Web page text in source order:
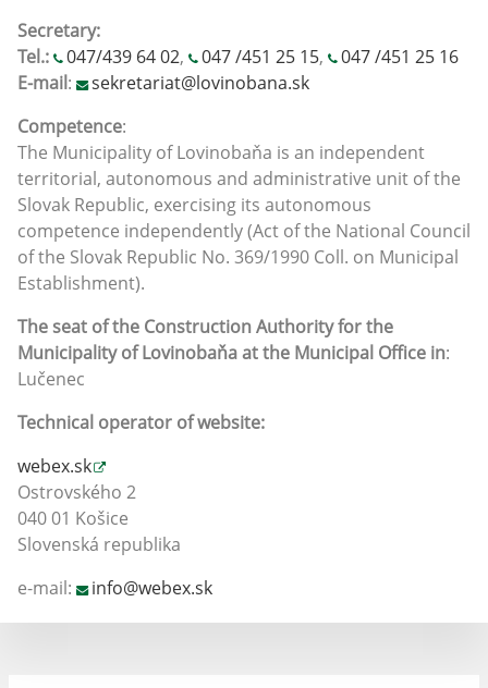
Secretary:
Tel.:
047/439 64 02, 047 /451 25 15,
047 /451 25 16
E-mail:
sekretariat@lovinobana.sk
Competence:
The Municipality of Lovinobaňa is an independent
territorial, autonomous and administrative unit of the
Slovak Republic, exercising its autonomous
competence independently (Act of the National Council
of the Slovak Republic No. 369/1990 Coll. on Municipal
Establishment).
The seat of the Construction Authority for the
Municipality of Lovinobaňa at the Municipal Office in:
Lučenec
Technical operator of website:
webex.sk
Ostrovského 2
040 01 Košice
Slovenská republika
e-mail:
info@webex.sk